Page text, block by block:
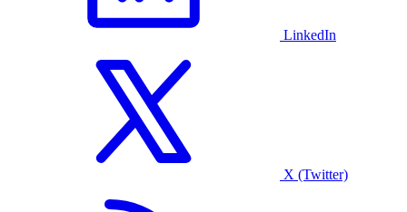
LinkedIn
X (Twitter)